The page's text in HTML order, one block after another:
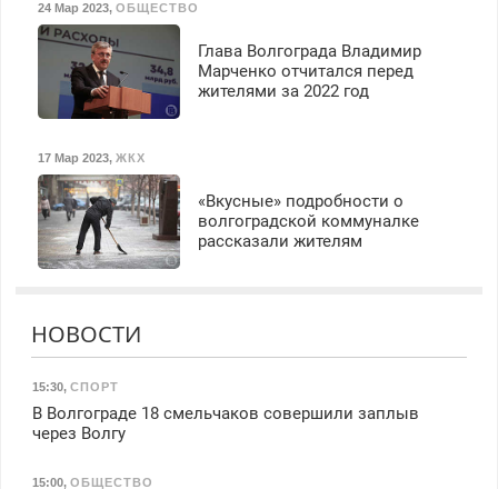
24 Мар 2023, ОБЩЕСТВО
Глава Волгограда Владимир
Марченко отчитался перед
жителями за 2022 год
17 Мар 2023, ЖКХ
«Вкусные» подробности о
волгоградской коммуналке
рассказали жителям
НОВОСТИ
15:30, СПОРТ
В Волгограде 18 смельчаков совершили заплыв
через Волгу
15:00, ОБЩЕСТВО